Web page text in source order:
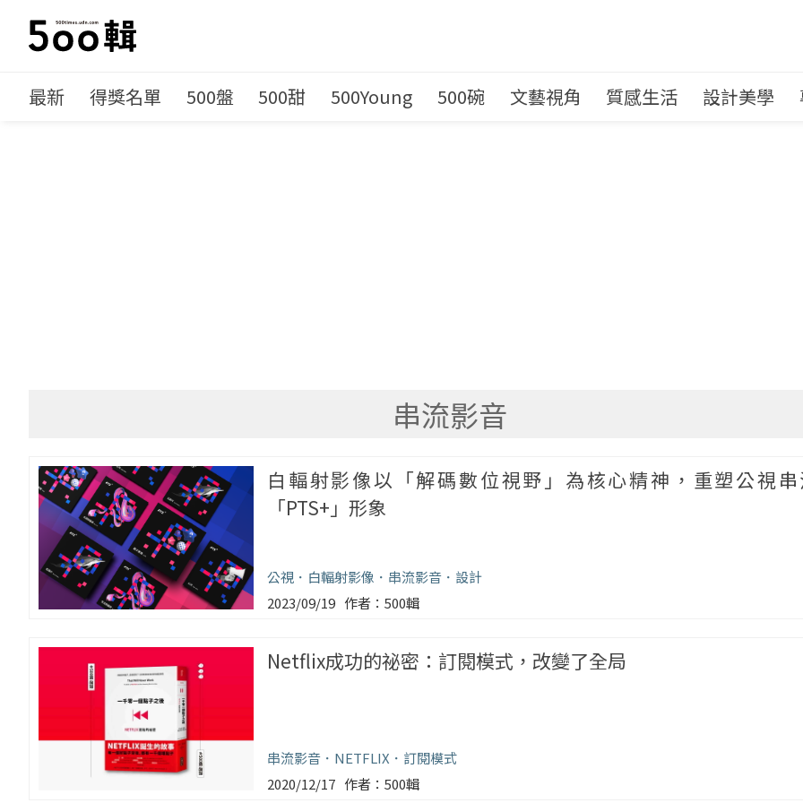
最新 得獎名單 500盤 500甜 500Young 500碗 文藝視角 質感生活 設計美學
串流影音
白輻射影像以「解碼數位視野」為核心精神，重塑公視
「PTS+」形象
公視 白輻射影像 串流影音
設計
2023/09/19
500輯
Netflix成功的祕密：訂閱模式，改變了全局
串流影音 NETFLIX
訂閱模式
2020/12/17
500輯